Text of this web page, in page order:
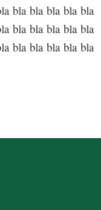
bla bla bla bla bla
bla bla bla bla bla
bla bla bla bla bla